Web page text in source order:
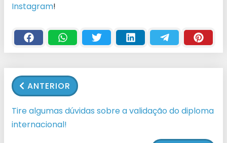
Instagram!
ANTERIOR
Tire algumas dúvidas sobre a validação do diploma
internacional!